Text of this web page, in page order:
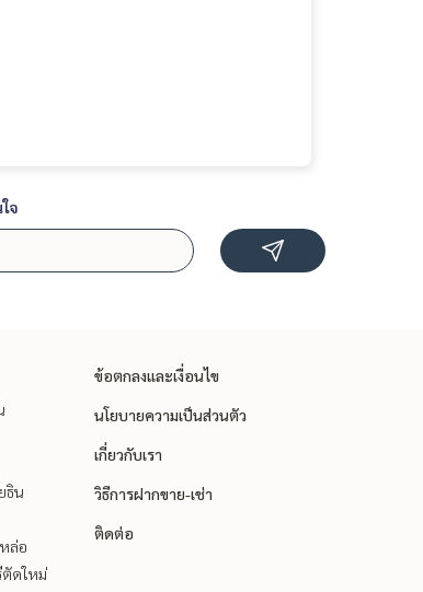
จ
ธิน
ล่อ
ตัดใหม่
ข้อตกลงและเงื่อนไข
นโยบายความเป็นส่วนตัว
เกี่ยวกับเรา
วิธีการฝากขาย-เช่า
ติดต่อ